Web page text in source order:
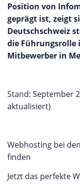
Position von
geprägt ist, zeigt
Deutschschweiz
die Führungsrolle
Mitbewerber in
Stand: September
aktualisiert)
Webhosting bei
finden
Jetzt das perfekte